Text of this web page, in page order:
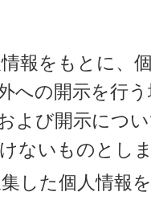
報をもとに、
への開示を行
よび開示につ
ないものとし
した個人情報